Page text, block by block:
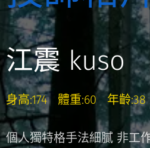
江震 kuso
身高:174 體重:60 年齡:38
個人獨特格手法細膩 非工